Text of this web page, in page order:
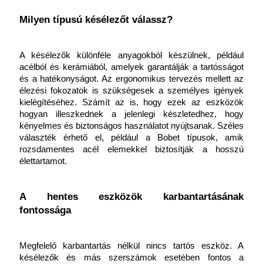
Milyen típusú késélezőt válassz?
A késélezők különféle anyagokból készülnek, például
acélból és kerámiából, amelyek garantálják a tartósságot
és a hatékonyságot. Az ergonomikus tervezés mellett az
élezési fokozatok is szükségesek a személyes igények
kielégítéséhez. Számít az is, hogy ezek az eszközök
hogyan illeszkednek a jelenlegi készletedhez, hogy
kényelmes és biztonságos használatot nyújtsanak. Széles
választék érhető el, például a Bobet típusok, amik
rozsdamentes acél elemekkel biztosítják a hosszú
élettartamot.
A hentes eszközök karbantartásának
fontossága
Megfelelő karbantartás nélkül nincs tartós eszköz. A
késélezők és más szerszámok esetében fontos a